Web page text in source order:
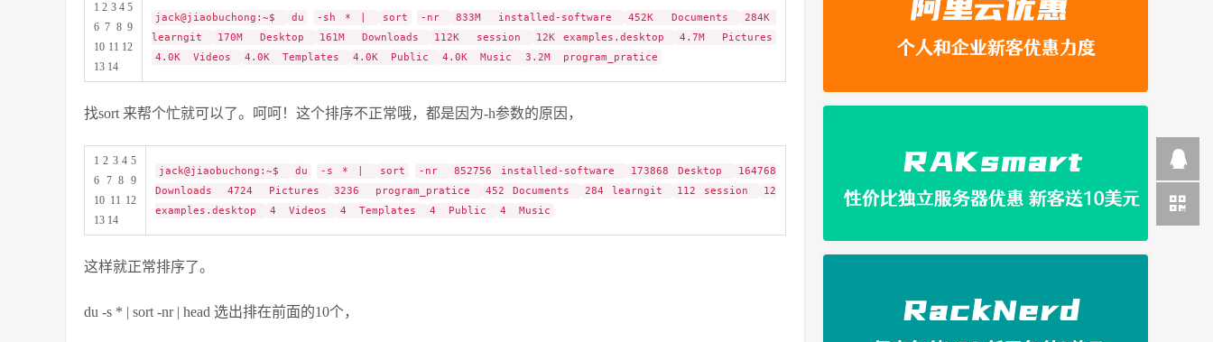
1 2 3 4 5
6 7 8 9
10 11 12
13 14
jack@jiaobuchong:~$ du -sh * | sort -nr 833M installed-software 452K Documents
284K
learngit
170M Desktop 161M Downloads 112K session 12K examples.desktop
4.7M Pictures
4.0K Videos
4.0K Templates 4.0K Public 4.0K Music 3.2M program_pratice
找sort 来帮个忙就可以了。呵呵！这个排序不正常哦，都是因为-h参数的原因，
1 2 3 4 5
6 7 8 9
10 11 12
13 14
jack@jiaobuchong:~$ du -s * | sort -nr 852756 installed-software 173868 Desktop
164768
Downloads
4724 Pictures 3236 program_pratice 452 Documents 284 learngit 112 session
12
examples.desktop
4 Videos 4 Templates 4 Public 4 Music
这样就正常排序了。
du -s * | sort -nr | head 选出排在前面的10个，